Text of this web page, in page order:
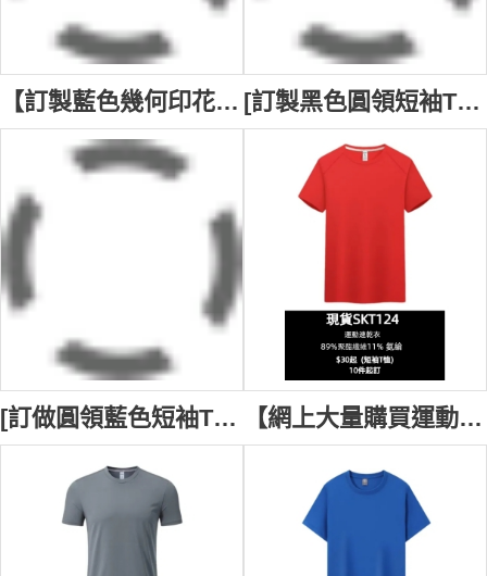
【訂製藍色幾何印花短袖T恤】｜基建 建築 顧問 公司｜建築、工程行業｜圓領設計｜短袖剪裁｜前身紅藍幾何圖案印花｜左胸白色方形標誌 ｜工程師、技術員｜T恤批發 T1191 [訂製黑色圓領短袖T恤] | 電影節短袖T恤 | 印花LOGOT恤 | T恤制服公司 T1183
[訂做圓領藍色短袖T恤] | 發泡膠印花LogoT恤 | 健身T恤 | T恤供應商 T1182 【網上大量購買運動速乾衣】｜8色可選｜圓領短袖T恤設計｜聚酯纖維與氨綸混紡｜輕量透氣｜排汗速乾｜現貨主推款｜速乾衣批發｜速乾T恤批發 SKT124-BMY182-COOLANTMY